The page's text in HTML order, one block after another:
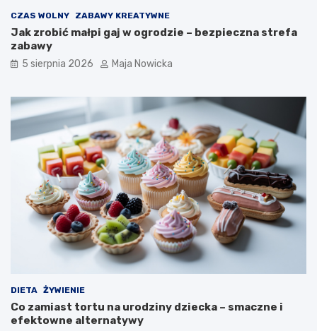
CZAS WOLNY ZABAWY KREATYWNE
Jak zrobić małpi gaj w ogrodzie – bezpieczna strefa
zabawy
5 sierpnia 2026 Maja Nowicka
DIETA ŻYWIENIE
Co zamiast tortu na urodziny dziecka – smaczne i
efektowne alternatywy